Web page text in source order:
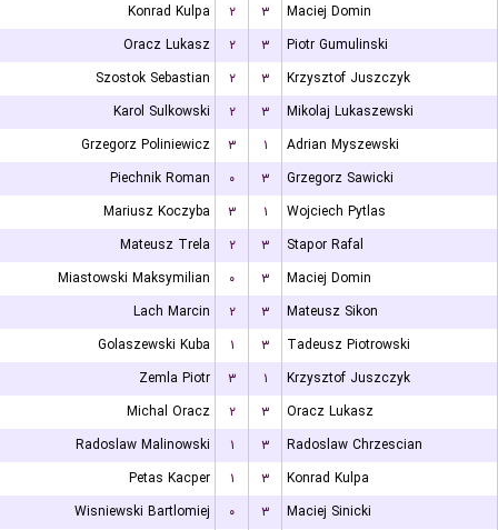
Konrad Kulpa
۲ ۳
Maciej Domin
Oracz Lukasz
۲ ۳
Piotr Gumulinski
Szostok Sebastian
۲ ۳
Krzysztof Juszczyk
Karol Sulkowski
۲ ۳
Mikolaj Lukaszewski
Grzegorz Poliniewicz
۳ ۱
Adrian Myszewski
Piechnik Roman
۰ ۳
Grzegorz Sawicki
Mariusz Koczyba
۳ ۱
Wojciech Pytlas
Mateusz Trela
۲ ۳
Stapor Rafal
Miastowski Maksymilian
۰ ۳
Maciej Domin
Lach Marcin
۲ ۳
Mateusz Sikon
Golaszewski Kuba
۱ ۳
Tadeusz Piotrowski
Zemla Piotr
۳ ۱
Krzysztof Juszczyk
Michal Oracz
۲ ۳
Oracz Lukasz
Radoslaw Malinowski
۱ ۳
Radoslaw Chrzescian
Petas Kacper
۱ ۳
Konrad Kulpa
Wisniewski Bartlomiej
۰ ۳
Maciej Sinicki